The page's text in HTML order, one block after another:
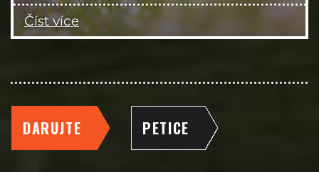
Číst více
DARUJTE PETICE